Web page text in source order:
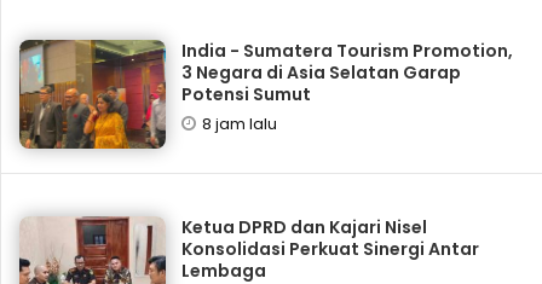
India - Sumatera Tourism Promotion,
3 Negara di Asia Selatan Garap
Potensi Sumut
8 jam lalu
Ketua DPRD dan Kajari Nisel
Konsolidasi Perkuat Sinergi Antar
Lembaga